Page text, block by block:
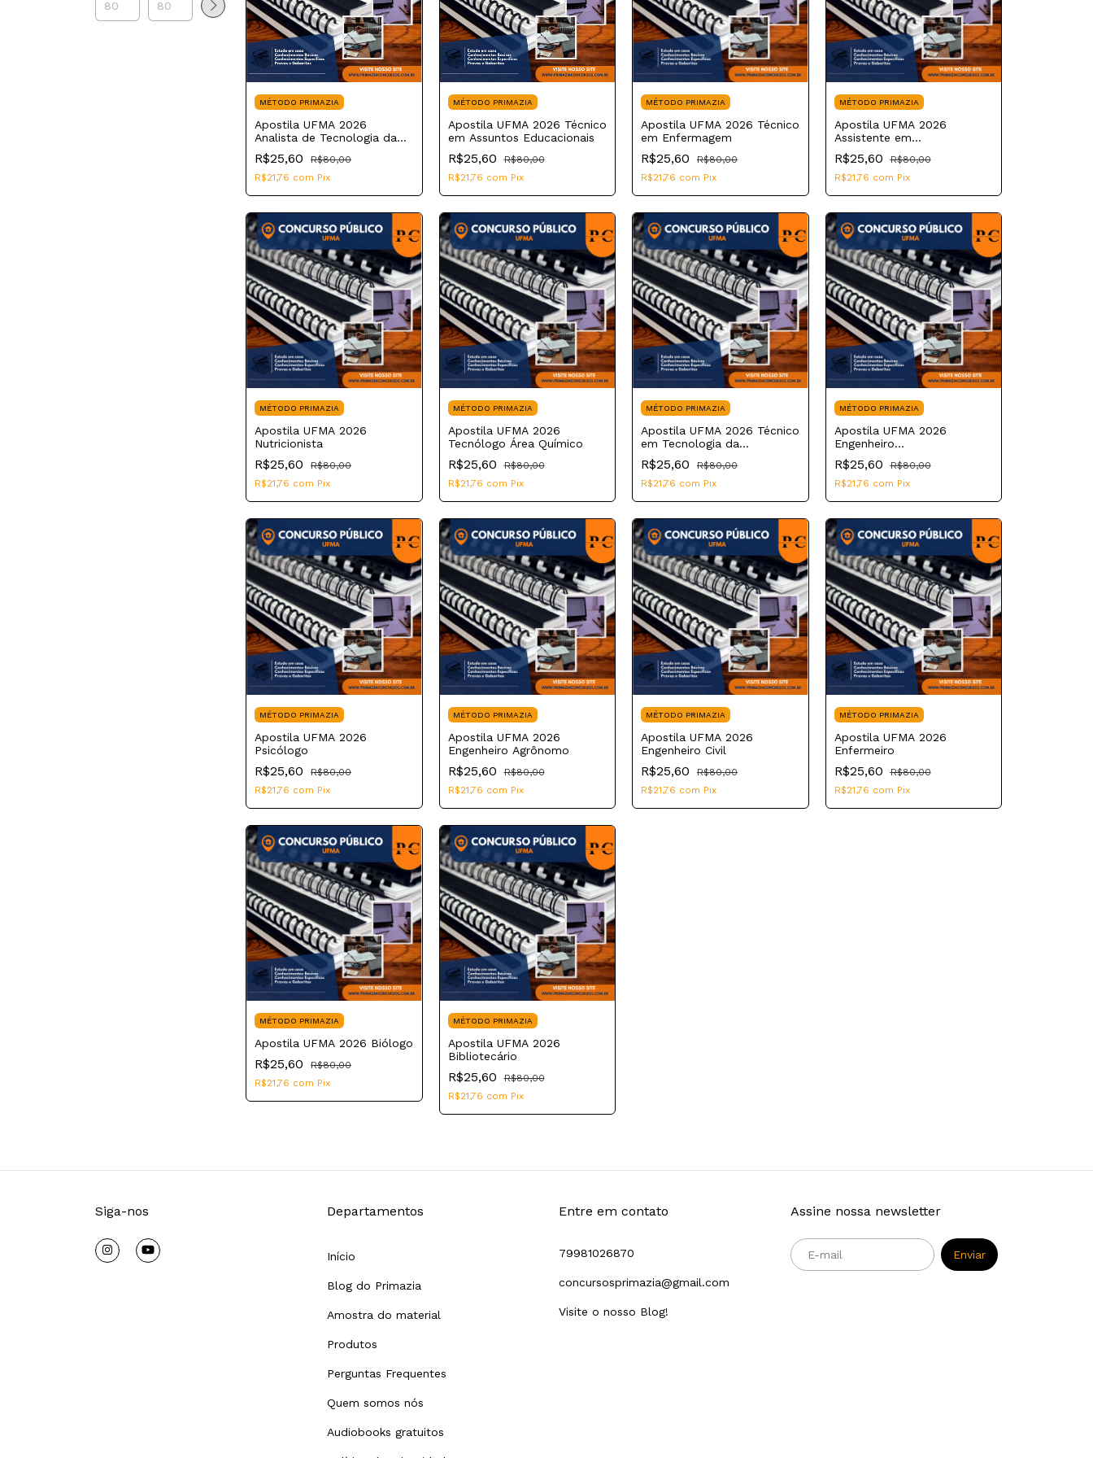
MÉTODO PRIMAZIA
Apostila UFMA 2026
Analista de Tecnologia da
Informação
R$25,60
R$80,00
R$21,76 com Pix
MÉTODO PRIMAZIA
Apostila UFMA 2026 Técnico
em Assuntos Educacionais
R$25,60
R$80,00
R$21,76 com Pix
MÉTODO PRIMAZIA
Apostila UFMA 2026 Técnico
em Enfermagem
R$25,60
R$80,00
R$21,76 com Pix
MÉTODO PRIMAZIA
Apostila UFMA 2026
Assistente em
Administração
R$25,60
R$80,00
R$21,76 com Pix
MÉTODO PRIMAZIA
Apostila UFMA 2026
Nutricionista
R$25,60
R$80,00
R$21,76 com Pix
MÉTODO PRIMAZIA
Apostila UFMA 2026
Tecnólogo Área Químico
R$25,60
R$80,00
R$21,76 com Pix
MÉTODO PRIMAZIA
Apostila UFMA 2026 Técnico
em Tecnologia da
Informação
R$25,60
R$80,00
R$21,76 com Pix
MÉTODO PRIMAZIA
Apostila UFMA 2026
Engenheiro
Telecomunicações
R$25,60
R$80,00
R$21,76 com Pix
MÉTODO PRIMAZIA
Apostila UFMA 2026
Psicólogo
R$25,60
R$80,00
R$21,76 com Pix
MÉTODO PRIMAZIA
Apostila UFMA 2026
Engenheiro Agrônomo
R$25,60
R$80,00
R$21,76 com Pix
MÉTODO PRIMAZIA
Apostila UFMA 2026
Engenheiro Civil
R$25,60
R$80,00
R$21,76 com Pix
MÉTODO PRIMAZIA
Apostila UFMA 2026
Enfermeiro
R$25,60
R$80,00
R$21,76 com Pix
MÉTODO PRIMAZIA
Apostila UFMA 2026 Biólogo
R$25,60
R$80,00
R$21,76 com Pix
MÉTODO PRIMAZIA
Apostila UFMA 2026
Bibliotecário
R$25,60
R$80,00
R$21,76 com Pix
Siga-nos Departamentos
Início
Blog do Primazia
Amostra do material
Produtos
Perguntas Frequentes
Quem somos nós
Audiobooks gratuitos
Entre em contato
79981026870
concursosprimazia@gmail.com
Visite o nosso Blog!
Assine nossa newsletter